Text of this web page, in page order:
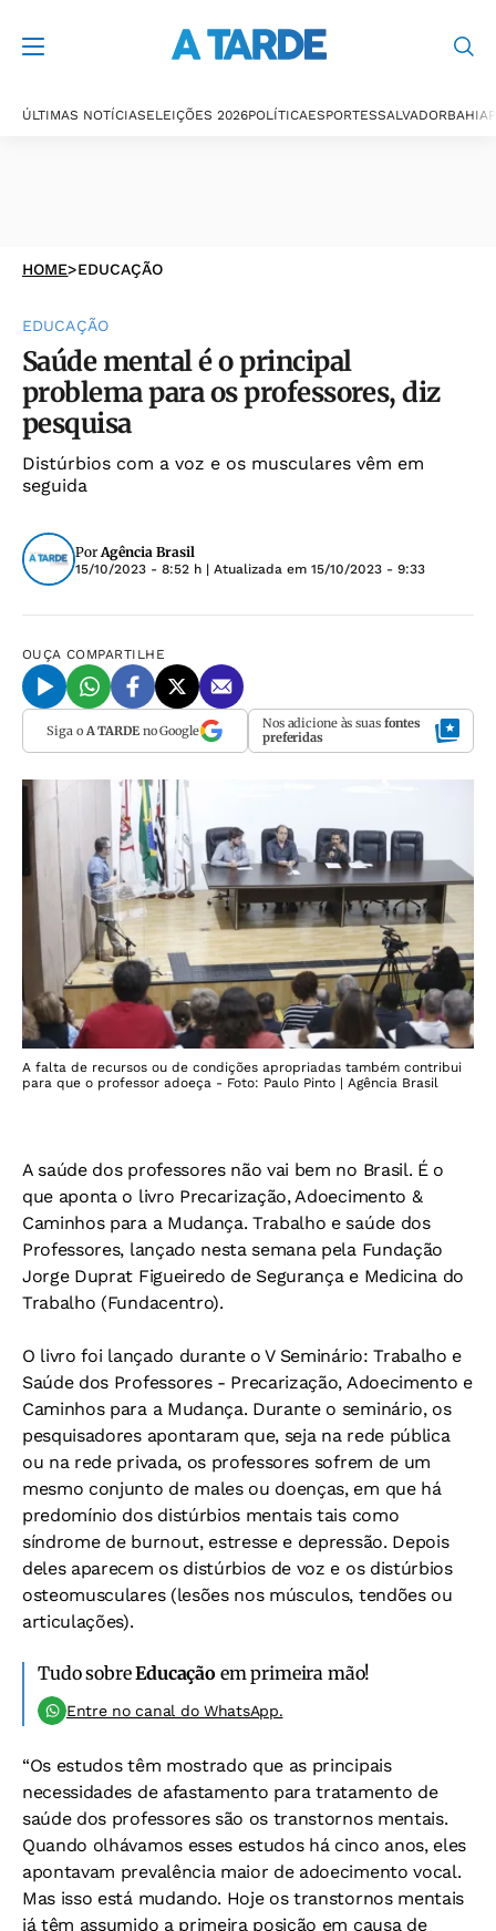
ÚLTIMAS NOTÍCIASELEIÇÕES 2026POLÍTICAESPORTESSALVADORBAHIA
HOME>EDUCAÇÃO
EDUCAÇÃO
Saúde mental é o principal
problema para os professores, diz
pesquisa
Distúrbios com a voz e os musculares vêm em
seguida
PorAgência Brasil
15/10/2023 - 8:52 h | Atualizada em 15/10/2023 - 9:33
OUÇA COMPARTILHE
Siga o A TARDEno Google Nos adicione às suas fontes
preferidas
A falta de recursos ou de condições apropriadas também contribui
para que o professor adoeça - Foto: Paulo Pinto | Agência Brasil
A saúde dos professores não vai bem no Brasil. É o
que aponta o livro Precarização, Adoecimento &
Caminhos para a Mudança. Trabalho e saúde dos
Professores, lançado nesta semana pela Fundação
Jorge Duprat Figueiredo de Segurança e Medicina do
Trabalho (Fundacentro).
O livro foi lançado durante o V Seminário: Trabalho e
Saúde dos Professores - Precarização, Adoecimento e
Caminhos para a Mudança. Durante o seminário, os
pesquisadores apontaram que, seja na rede pública
ou na rede privada, os professores sofrem de um
mesmo conjunto de males ou doenças, em que há
predomínio dos distúrbios mentais tais como
síndrome de burnout, estresse e depressão. Depois
deles aparecem os distúrbios de voz e os distúrbios
osteomusculares (lesões nos músculos, tendões ou
articulações).
Tudo sobreEducação em primeira mão!
Entre no canal do WhatsApp.
“Os estudos têm mostrado que as principais
necessidades de afastamento para tratamento de
saúde dos professores são os transtornos mentais.
Quando olhávamos esses estudos há cinco anos, eles
apontavam prevalência maior de adoecimento vocal.
Mas isso está mudando. Hoje os transtornos mentais
já têm assumido a primeira posição em causa de